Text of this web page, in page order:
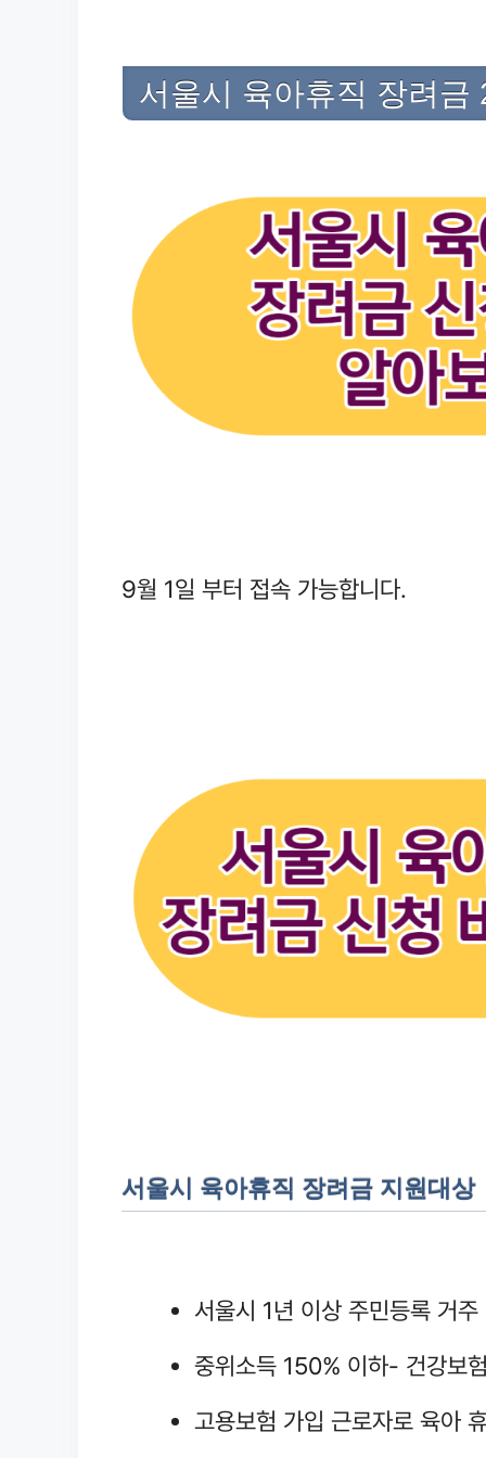
서울시 육아휴직 장려금
9월 1일 부터 접속 가능합니다.
서울시 육아휴직 장려금 지원대상
서울시 1년 이상 주민등록 거주
중위소득 150% 이하- 건강보
고용보험 가입 근로자로 육아